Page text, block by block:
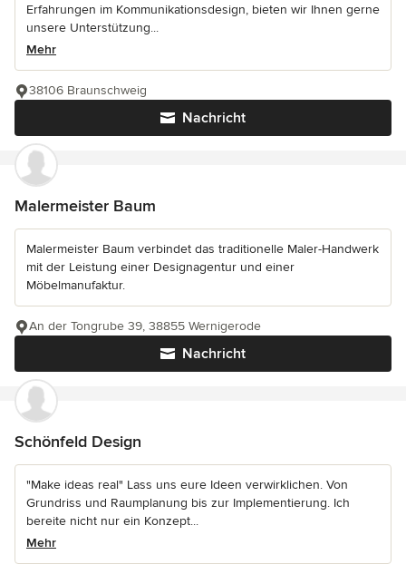
Erfahrungen im Kommunikationsdesign, bieten wir Ihnen gerne
unsere Unterstützung...
Mehr
Nachricht
38106 Braunschweig
Malermeister Baum
Malermeister Baum verbindet das traditionelle Maler-Handwerk
mit der Leistung einer Designagentur und einer
Möbelmanufaktur.
Nachricht
An der Tongrube 39, 38855 Wernigerode
Schönfeld Design
"Make ideas real" Lass uns eure Ideen verwirklichen. Von
Grundriss und Raumplanung bis zur Implementierung. Ich
bereite nicht nur ein Konzept...
Mehr